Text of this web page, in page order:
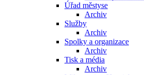
Úřad městyse
Archiv
Služby
Archiv
Spolky a organizace
Archiv
Tisk a média
Archiv